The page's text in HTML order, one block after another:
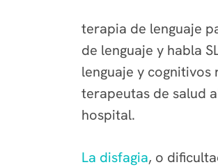
terapia de lenguaje
de lenguaje y habla
lenguaje y cognitivos
terapeutas de salud
hospital.
La disfagia, o